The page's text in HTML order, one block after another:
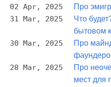
02 Apr, 2025 Про
31 Mar, 2025
Что
бытовом
30 Mar, 2025
Про
28 Mar, 2025
Про
мест для